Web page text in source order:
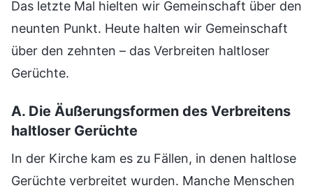
Das letzte Mal hielten wir Gemeinschaft über den
neunten Punkt. Heute halten wir Gemeinschaft
über den zehnten – das Verbreiten haltloser
Gerüchte.
A. Die Äußerungsformen des Verbreitens
haltloser Gerüchte
In der Kirche kam es zu Fällen, in denen haltlose
Gerüchte verbreitet wurden. Manche Menschen